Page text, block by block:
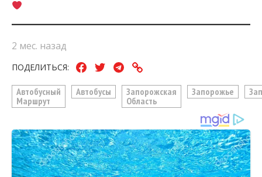
2 мес. назад
ПОДЕЛИТЬСЯ:
Автобусный
Маршрут
Автобусы
Запорожская
Область
Запорожье